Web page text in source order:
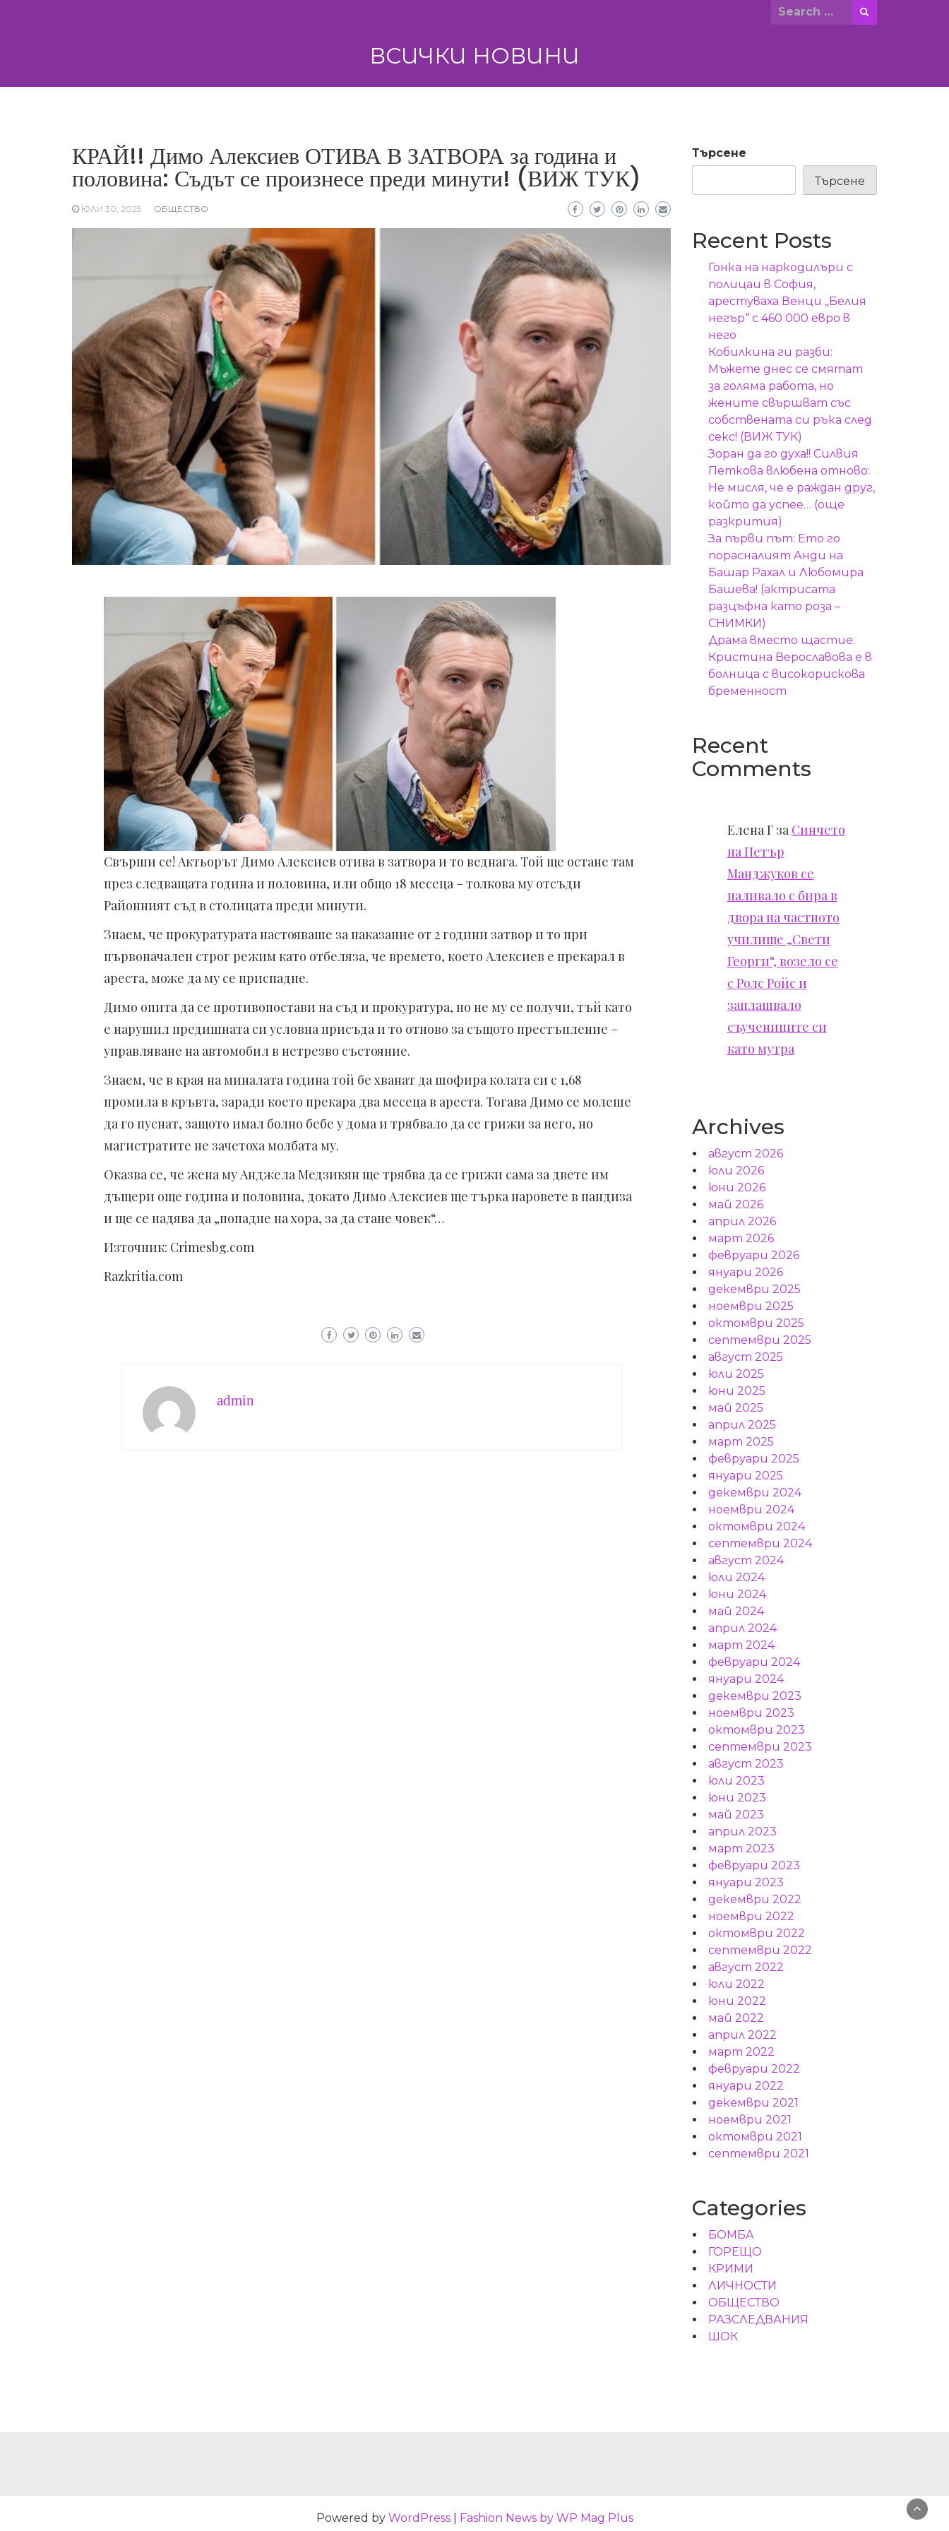
Search
ВСИЧКИ НОВИНИ
КРАЙ!! Димо Алексиев ОТИВА В ЗАТВОРА за година и
половина: Съдът се произнесе преди минути! (ВИЖ ТУК)
ЮЛИ 30, 2025 ОБЩЕСТВО
Свърши се! Актьорът Димо Алексиев отива в затвора и то веднага. Той ще остане там
през следващата година и половина, или общо 18 месеца – толкова му отсъди
Районният съд в столицата преди минути.
Знаем, че прокуратурата настояваше за наказание от 2 години затвор и то при
първоначален строг режим като отбеляза, че времето, което Алексиев е прекарал в
ареста, може да му се приспадне.
Димо опита да се противопостави на съд и прокуратура, но не му се получи, тъй като
е нарушил предишната си условна присъда и то отново за същото престъпление –
управляване на автомобил в нетрезво състояние.
Знаем, че в края на миналата година той бе хванат да шофира колата си с 1,68
промила в кръвта, заради което прекара два месеца в ареста. Тогава Димо се молеше
да го пуснат, защото имал болно бебе у дома и трябвало да се грижи за него, но
магистратите не зачетоха молбата му.
Оказва се, че жена му Анджела Медзикян ще трябва да се грижи сама за двете им
дъщери още година и половина, докато Димо Алексиев ще търка наровете в пандиза
и ще се надява да „попадне на хора, за да стане човек“…
Източник: Crimesbg.com
Razkritia.com
admin
Търсене
Търсене
Recent Posts
Гонка на наркодилъри с
полицаи в София,
арестуваха Венци „Белия
негър“ с 460 000 евро в
него
Кобилкина ги разби:
Мъжете днес се смятат
за голяма работа, но
жените свършват със
собствената си ръка след
секс! (ВИЖ ТУК)
Зоран да го духа!! Силвия
Петкова влюбена отново:
Не мисля, че е раждан друг,
който да успее… (още
разкрития)
За първи път: Ето го
порасналият Анди на
Башар Рахал и Любомира
Башева! (актрисата
разцъфна като роза –
СНИМКИ)
Драма вместо щастие:
Кристина Верославова е в
болница с високорискова
бременност
Recent
Comments
Елена Гза Синчето
на Петър
Манджуков се
наливало с бира в
двора на частното
училище „Свети
Георги“, возело се
с Ролс Ройс и
заплашвало
съучениците си
като мутра
Archives
август 2026
юли 2026
юни 2026
май 2026
април 2026
март 2026
февруари 2026
януари 2026
декември 2025
ноември 2025
октомври 2025
септември 2025
август 2025
юли 2025
юни 2025
май 2025
април 2025
март 2025
февруари 2025
януари 2025
декември 2024
ноември 2024
октомври 2024
септември 2024
август 2024
юли 2024
юни 2024
май 2024
април 2024
март 2024
февруари 2024
януари 2024
декември 2023
ноември 2023
октомври 2023
септември 2023
август 2023
юли 2023
юни 2023
май 2023
април 2023
март 2023
февруари 2023
януари 2023
декември 2022
ноември 2022
октомври 2022
септември 2022
август 2022
юли 2022
юни 2022
май 2022
април 2022
март 2022
февруари 2022
януари 2022
декември 2021
ноември 2021
октомври 2021
септември 2021
Categories
БОМБА
ГОРЕЩО
КРИМИ
ЛИЧНОСТИ
ОБЩЕСТВО
РАЗСЛЕДВАНИЯ
ШОК
Powered by WordPress| Fashion News by WP Mag Plus